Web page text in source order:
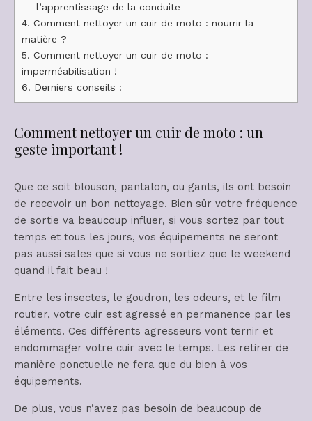
l’apprentissage de la conduite
4. Comment nettoyer un cuir de moto : nourrir la
matière ?
5. Comment nettoyer un cuir de moto :
imperméabilisation !
6. Derniers conseils :
Comment nettoyer un cuir de moto : un
geste important !
Que ce soit blouson, pantalon, ou gants, ils ont besoin
de recevoir un bon nettoyage. Bien sûr votre fréquence
de sortie va beaucoup influer, si vous sortez par tout
temps et tous les jours, vos équipements ne seront
pas aussi sales que si vous ne sortiez que le weekend
quand il fait beau !
Entre les insectes, le goudron, les odeurs, et le film
routier, votre cuir est agressé en permanence par les
éléments. Ces différents agresseurs vont ternir et
endommager votre cuir avec le temps. Les retirer de
manière ponctuelle ne fera que du bien à vos
équipements.
De plus, vous n’avez pas besoin de beaucoup de